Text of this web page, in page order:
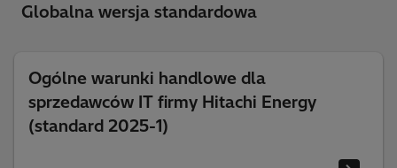
Globalna wersja standardowa
Ogólne warunki handlowe dla
sprzedawców IT firmy Hitachi Energy
(standard 2025-1)